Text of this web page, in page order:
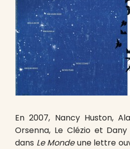
En 2007, Nancy Huston,
Orsenna, Le Clézio et
dans Le Mondeune lettre